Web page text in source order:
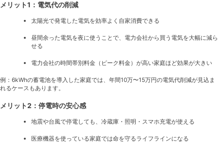
メリット1：電気代の削減
太陽光で発電した電気を効率よく自家消費できる
昼間余った電気を夜に使うことで、電力会社から買う電気を大幅に減ら
せる
電力会社の時間帯別料金（ピーク料金）が高い家庭ほど効果が大きい
例：6kWhの蓄電池を導入した家庭では、年間10万〜15万円の電気代削減が見込ま
れるケースもあります。
メリット2：停電時の安心感
地震や台風で停電しても、冷蔵庫・照明・スマホ充電が使える
医療機器を使っている家庭では命を守るライフラインになる